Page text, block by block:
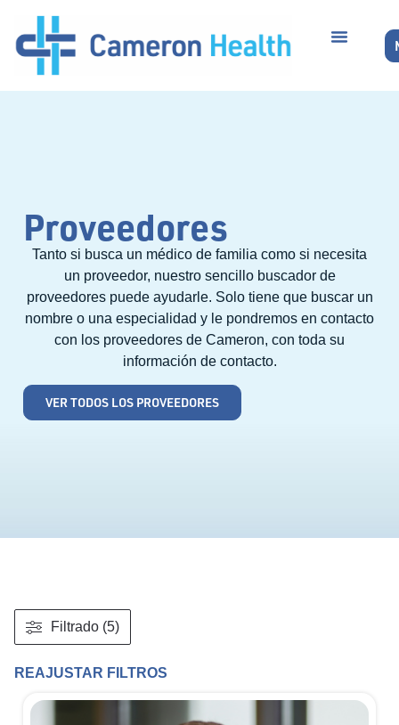
Proveedores
Tanto si busca un médico de familia como si necesita
un proveedor, nuestro sencillo buscador de
proveedores puede ayudarle. Solo tiene que buscar un
nombre o una especialidad y le pondremos en contacto
con los proveedores de Cameron, con toda su
información de contacto.
VER TODOS LOS PROVEEDORES
Filtrado (5)
REAJUSTAR FILTROS